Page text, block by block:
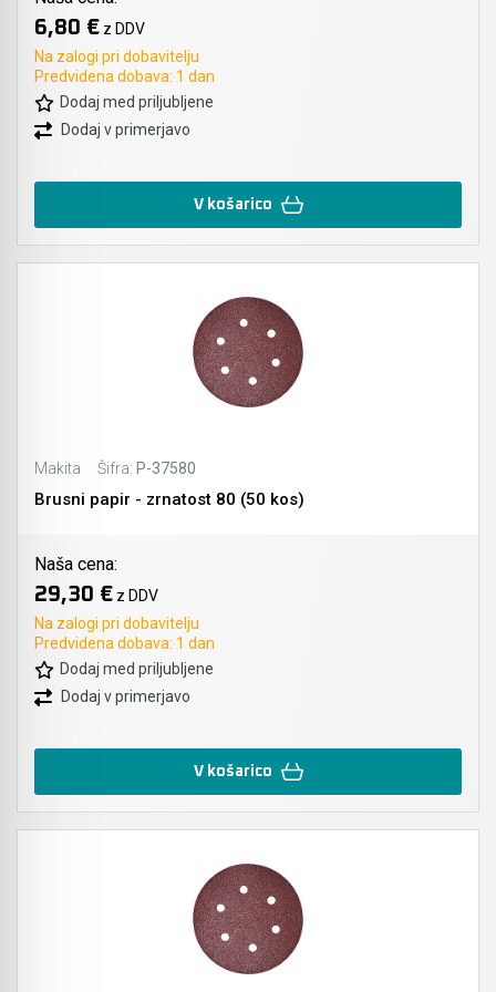
6,80 € z DDV
Na zalogi pri dobavitelju
Predvidena dobava: 1 dan
Dodaj med priljubljene
Dodaj v primerjavo
V košarico
Makita Šifra: P-37580
Brusni papir - zrnatost 80 (50 kos)
Naša cena:
29,30 € z DDV
Na zalogi pri dobavitelju
Predvidena dobava: 1 dan
Dodaj med priljubljene
Dodaj v primerjavo
V košarico
Akumulatorski vezalci in rezalniki armature &
navojnih palic
Akumulatorska mikrovalovna pečica